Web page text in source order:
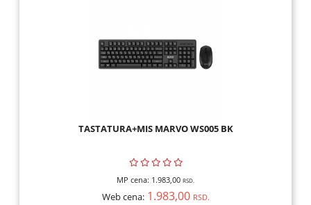
TASTATURA+MIS MARVO WS005 BK
MP cena: 1.983,00 RSD.
Web cena: 1.983,00 RSD.